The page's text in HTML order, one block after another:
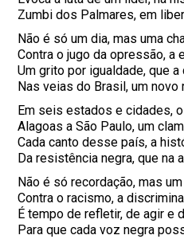
Zumbi dos Palmares, em
Não é só um dia, mas uma
Contra o jugo da opressão, a
Um grito por igualdade, que
Nas veias do Brasil, um novo
Em seis estados e cidades,
Alagoas a São Paulo, um
Cada canto desse país, a
Da resistência negra, que na
Não é só recordação, mas
Contra o racismo, a
É tempo de refletir, de agir e
Para que cada voz negra